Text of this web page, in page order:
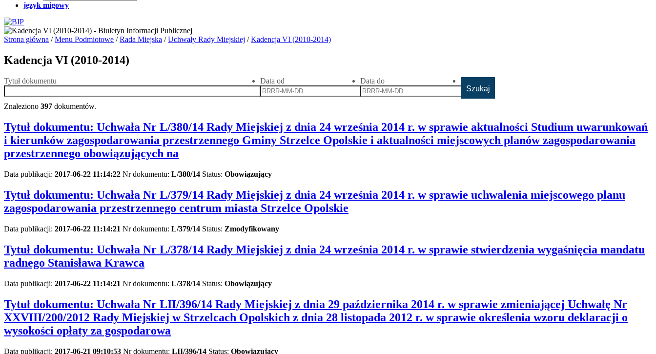
język migowy
Strona główna /Menu Podmiotowe /Rada Miejska /Uchwały Rady Miejskiej /Kadencja VI (2010-2014)
Kadencja VI (2010-2014)
Tytuł dokumentu Data od Data do
Znaleziono 397 dokumentów.
Tytuł dokumentu: Uchwała Nr L/380/14 Rady Miejskiej z dnia 24 września 2014 r. w sprawie aktualności Studium uwarunkowań
i kierunków zagospodarowania przestrzennego Gminy Strzelce Opolskie i aktualności miejscowych planów zagospodarowania
przestrzennego obowiązujących na
Data publikacji: 2017-06-22 11:14:22 Nr dokumentu: L/380/14 Status: Obowiązujący
Tytuł dokumentu: Uchwała Nr L/379/14 Rady Miejskiej z dnia 24 września 2014 r. w sprawie uchwalenia miejscowego planu
zagospodarowania przestrzennego centrum miasta Strzelce Opolskie
Data publikacji: 2017-06-22 11:14:21 Nr dokumentu: L/379/14 Status: Zmodyfikowany
Tytuł dokumentu: Uchwała Nr L/378/14 Rady Miejskiej z dnia 24 września 2014 r. w sprawie stwierdzenia wygaśnięcia mandatu
radnego Stanisława Krawca
Data publikacji: 2017-06-22 11:14:21 Nr dokumentu: L/378/14 Status: Obowiązujący
Tytuł dokumentu: Uchwała Nr LII/396/14 Rady Miejskiej z dnia 29 października 2014 r. w sprawie zmieniającej Uchwałę Nr
XXVIII/200/2012 Rady Miejskiej w Strzelcach Opolskich z dnia 28 listopada 2012 r. w sprawie określenia wzoru deklaracji o
wysokości opłaty za gospodarowa
Data publikacji: 2017-06-21 09:10:53 Nr dokumentu: LII/396/14 Status: Obowiązujący